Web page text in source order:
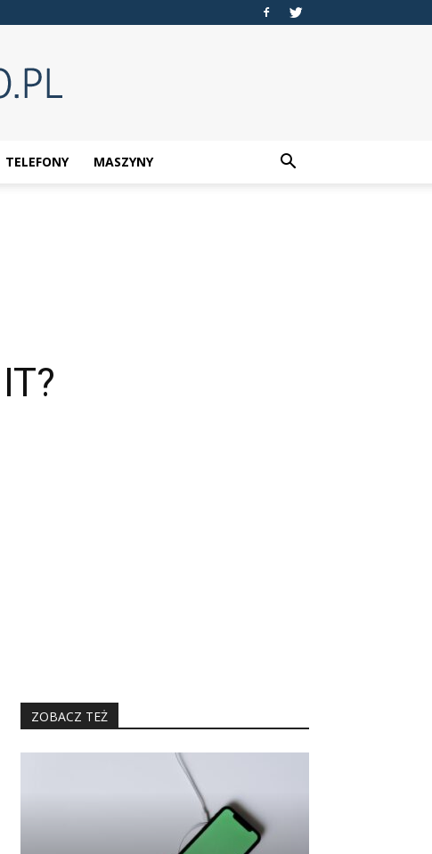
TELEFONY MASZYNY
ZOBACZ TEŻ